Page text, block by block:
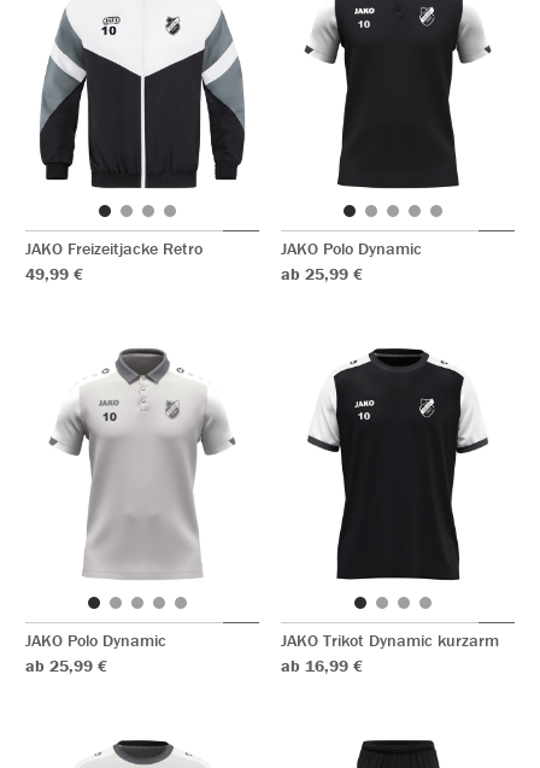
JAKO Freizeitjacke Retro
49,99 €
JAKO Polo Dynamic
ab 25,99 €
JAKO Polo Dynamic
ab 25,99 €
JAKO Trikot Dynamic kurzarm
ab 16,99 €